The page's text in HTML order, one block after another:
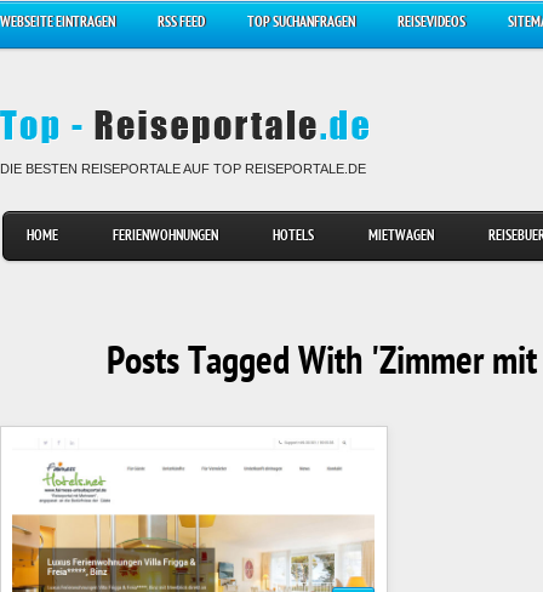
WEBSEITE EINTRAGEN RSS FEED TOP SUCHANFRAGEN REISEVIDEOS
DIE BESTEN REISEPORTALE AUF TOP REISEPORTALE.DE
HOME FERIENWOHNUNGEN HOTELS MIETWAGEN
Posts Tagged With 'Zimmer